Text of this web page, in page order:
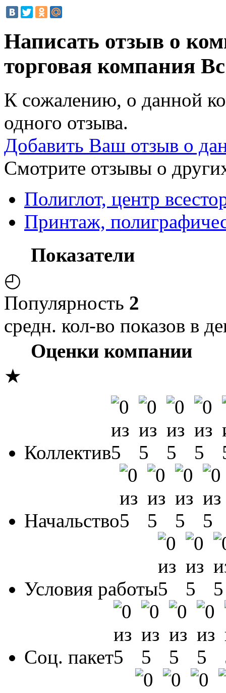
Написать отзыв о
торговая компания
К сожалению, о данной
одного отзыва.
Добавить Ваш отзыв о
Смотрите отзывы о
Полиглот, центр
Принтаж,
Показатели
◴
Популярность 2
средн. кол-во показов в
Оценки компании
★
Коллектив
Начальство
Условия работы
Соц. пакет